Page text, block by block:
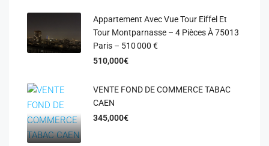
Appartement Avec Vue Tour Eiffel Et
Tour Montparnasse – 4 Pièces À 75013
Paris – 510 000 €
510,000€
VENTE FOND DE COMMERCE TABAC
CAEN
345,000€